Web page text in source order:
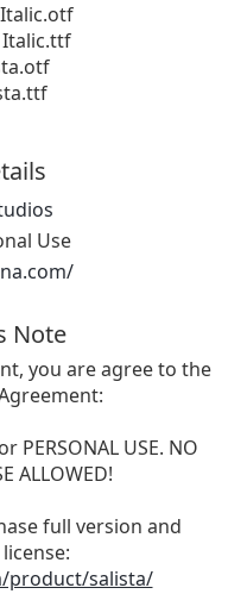
Italic.ttf
Use
Note
you are agree to the
PERSONAL USE. NO
ALLOWED!
full version and
product/salista/